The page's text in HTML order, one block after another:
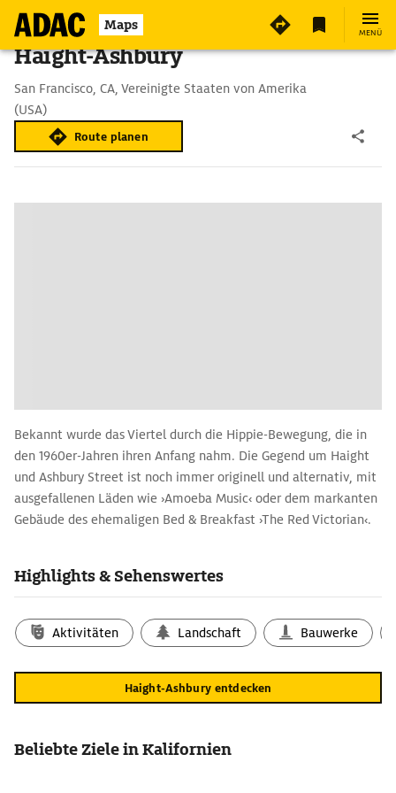
Maps MENÜ
Haight-Ashbury
San Francisco, CA, Vereinigte Staaten von Amerika
(USA)
Route planen
Bekannt wurde das Viertel durch die Hippie-Bewegung, die in
den 1960er-Jahren ihren Anfang nahm. Die Gegend um Haight
und Ashbury Street ist noch immer originell und alternativ, mit
ausgefallenen Läden wie ›Amoeba Music‹ oder dem markanten
Gebäude des ehemaligen Bed & Breakfast ›The Red Victorian‹.
Highlights & Sehenswertes
Aktivitäten Landschaft Bauwerke
Haight-Ashbury entdecken
Beliebte Ziele in Kalifornien